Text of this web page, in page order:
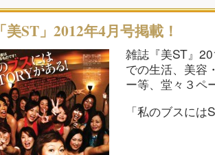
「美ST」2012年4月号掲載！
雑誌『美ST』
での生活、美容
ー等、堂々３ペ
「私のブスに